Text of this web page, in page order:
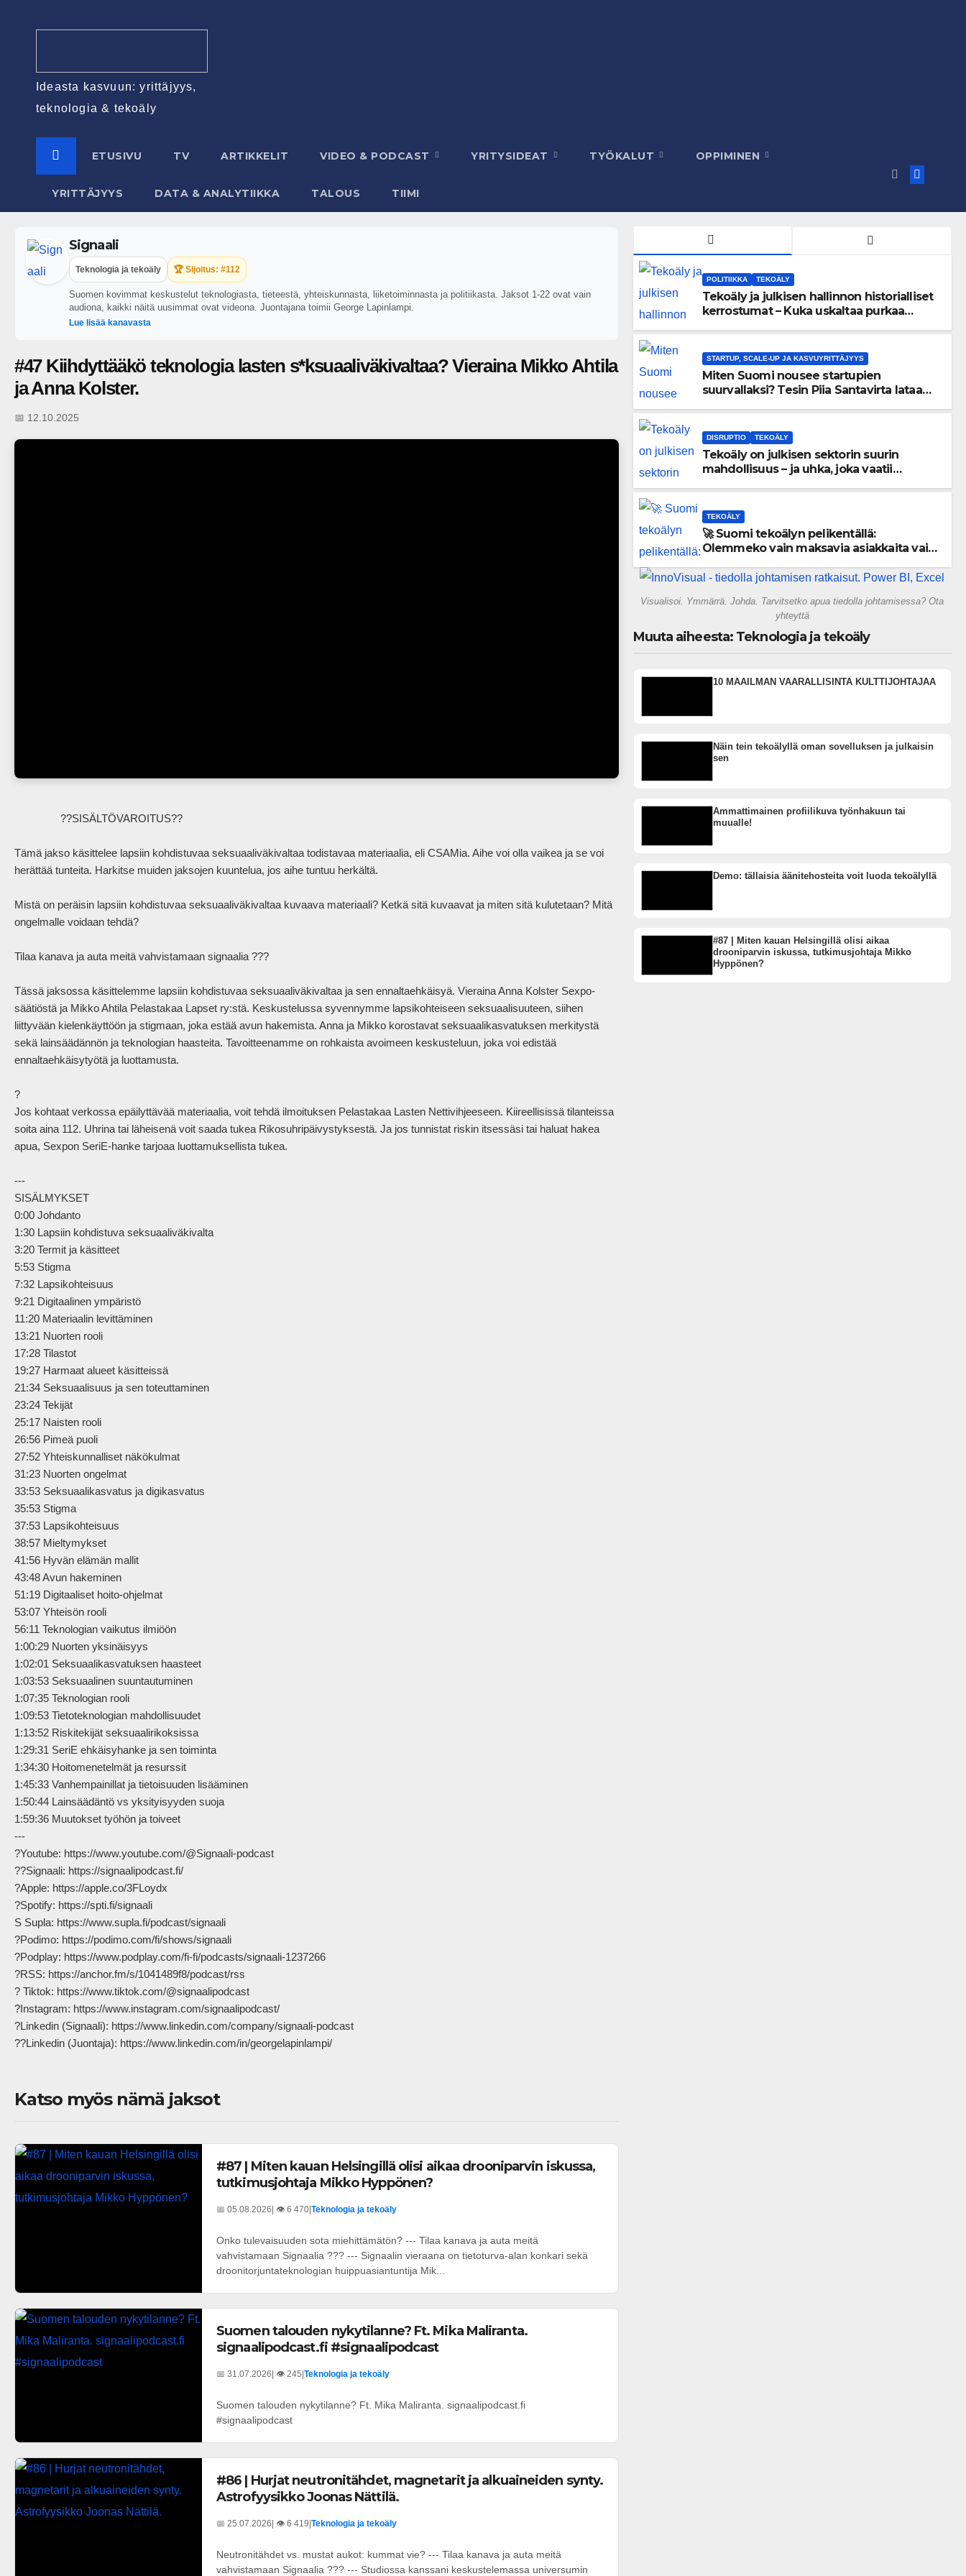
Ideasta kasvuun: yrittäjyys,
teknologia & tekoäly
ETUSIVU TV ARTIKKELIT VIDEO & PODCAST YRITYSIDEAT TYÖKALUT OPPIMINEN
YRITTÄJYYS DATA & ANALYTIIKKA TALOUS TIIMI
Signaali
Teknologia ja tekoäly 🏆 Sijoitus: #112
Suomen kovimmat keskustelut teknologiasta, tieteestä, yhteiskunnasta, liiketoiminnasta ja politiikasta. Jaksot 1-22 ovat vain
audiona, kaikki näitä uusimmat ovat videona. Juontajana toimii George Lapinlampi.
Lue lisää kanavasta
#47 Kiihdyttääkö teknologia lasten s*ksuaaliväkivaltaa? Vieraina Mikko Ahtila
ja Anna Kolster.
📅 12.10.2025
Tämä jakso käsittelee lapsiin kohdistuvaa seksuaaliväkivaltaa todistavaa materiaalia, eli CSAMia. Aihe voi olla vaikea ja se voi
herättää tunteita. Harkitse muiden jaksojen kuuntelua, jos aihe tuntuu herkältä.
Mistä on peräisin lapsiin kohdistuvaa seksuaaliväkivaltaa kuvaava materiaali? Ketkä sitä kuvaavat ja miten sitä kulutetaan? Mitä
ongelmalle voidaan tehdä?
Tilaa kanava ja auta meitä vahvistamaan signaalia ???
Tässä jaksossa käsittelemme lapsiin kohdistuvaa seksuaaliväkivaltaa ja sen ennaltaehkäisyä. Vieraina Anna Kolster Sexpo-
säätiöstä ja Mikko Ahtila Pelastakaa Lapset ry:stä. Keskustelussa syvennymme lapsikohteiseen seksuaalisuuteen, siihen
liittyvään kielenkäyttöön ja stigmaan, joka estää avun hakemista. Anna ja Mikko korostavat seksuaalikasvatuksen merkitystä
sekä lainsäädännön ja teknologian haasteita. Tavoitteenamme on rohkaista avoimeen keskusteluun, joka voi edistää
ennaltaehkäisytyötä ja luottamusta.
?
Jos kohtaat verkossa epäilyttävää materiaalia, voit tehdä ilmoituksen Pelastakaa Lasten Nettivihjeeseen. Kiireellisissä tilanteissa
soita aina 112. Uhrina tai läheisenä voit saada tukea Rikosuhripäivystyksestä. Ja jos tunnistat riskin itsessäsi tai haluat hakea
apua, Sexpon SeriE-hanke tarjoaa luottamuksellista tukea.
---
SISÄLMYKSET
0:00 Johdanto
1:30 Lapsiin kohdistuva seksuaaliväkivalta
3:20 Termit ja käsitteet
5:53 Stigma
7:32 Lapsikohteisuus
9:21 Digitaalinen ympäristö
11:20 Materiaalin levittäminen
13:21 Nuorten rooli
17:28 Tilastot
19:27 Harmaat alueet käsitteissä
21:34 Seksuaalisuus ja sen toteuttaminen
23:24 Tekijät
25:17 Naisten rooli
26:56 Pimeä puoli
27:52 Yhteiskunnalliset näkökulmat
31:23 Nuorten ongelmat
33:53 Seksuaalikasvatus ja digikasvatus
35:53 Stigma
37:53 Lapsikohteisuus
38:57 Mieltymykset
41:56 Hyvän elämän mallit
43:48 Avun hakeminen
51:19 Digitaaliset hoito-ohjelmat
53:07 Yhteisön rooli
56:11 Teknologian vaikutus ilmiöön
1:00:29 Nuorten yksinäisyys
1:02:01 Seksuaalikasvatuksen haasteet
1:03:53 Seksuaalinen suuntautuminen
1:07:35 Teknologian rooli
1:09:53 Tietoteknologian mahdollisuudet
1:13:52 Riskitekijät seksuaalirikoksissa
1:29:31 SeriE ehkäisyhanke ja sen toiminta
1:34:30 Hoitomenetelmät ja resurssit
1:45:33 Vanhempainillat ja tietoisuuden lisääminen
1:50:44 Lainsäädäntö vs yksityisyyden suoja
1:59:36 Muutokset työhön ja toiveet
---
?Youtube: https://www.youtube.com/@Signaali-podcast
??Signaali: https://signaalipodcast.fi/
?Apple: https://apple.co/3FLoydx
?Spotify: https://spti.fi/signaali
S Supla: https://www.supla.fi/podcast/signaali
?Podimo: https://podimo.com/fi/shows/signaali
?Podplay: https://www.podplay.com/fi-fi/podcasts/signaali-1237266
?RSS: https://anchor.fm/s/1041489f8/podcast/rss
? Tiktok: https://www.tiktok.com/@signaalipodcast
?Instagram: https://www.instagram.com/signaalipodcast/
?Linkedin (Signaali): https://www.linkedin.com/company/signaali-podcast
??Linkedin (Juontaja): https://www.linkedin.com/in/georgelapinlampi/
Katso myös nämä jaksot
#87 | Miten kauan Helsingillä olisi aikaa drooniparvin iskussa,
tutkimusjohtaja Mikko Hyppönen?
📅 05.08.2026 | 👁️ 6 470 Teknologia ja tekoäly
Onko tulevaisuuden sota miehittämätön? --- Tilaa kanava ja auta meitä
vahvistamaan Signaalia ??? --- Signaalin vieraana on tietoturva-alan konkari sekä
droonitorjuntateknologian huippuasiantuntija Mik...
Suomen talouden nykytilanne? Ft. Mika Maliranta.
signaalipodcast.fi #signaalipodcast
📅 31.07.2026 | 👁️ 245 Teknologia ja tekoäly
Suomen talouden nykytilanne? Ft. Mika Maliranta. signaalipodcast.fi
#signaalipodcast
#86 | Hurjat neutronitähdet, magnetarit ja alkuaineiden synty.
Astrofyysikko Joonas Nättilä.
📅 25.07.2026 | 👁️ 6 419 Teknologia ja tekoäly
Neutronitähdet vs. mustat aukot: kummat vie? --- Tilaa kanava ja auta meitä
vahvistamaan Signaalia ??? --- Studiossa kanssani keskustelemassa universumin
POLITIIKKA TEKOÄLY
Tekoäly ja julkisen hallinnon historialliset
kerrostumat – Kuka uskaltaa purkaa
STARTUP, SCALE-UP JA KASVUYRITTÄJYYS
Miten Suomi nousee startupien
suurvallaksi? Tesin Piia Santavirta lataa
DISRUPTIO TEKOÄLY
Tekoäly on julkisen sektorin suurin
mahdollisuus – ja uhka, joka vaatii
TEKOÄLY
🚀 Suomi tekoälyn pelikentällä:
Olemmeko vain maksavia asiakkaita vai
gigatehtaan?
Visualisoi. Ymmärrä. Johda. Tarvitsetko apua tiedolla johtamisessa? Ota
yhteyttä
Muuta aiheesta: Teknologia ja tekoäly
10 MAAILMAN VAARALLISINTA KULTTIJOHTAJAA
Näin tein tekoälyllä oman sovelluksen ja julkaisin
sen
Ammattimainen profiilikuva työnhakuun tai
muualle!
Demo: tällaisia äänitehosteita voit luoda tekoälyllä
#87 | Miten kauan Helsingillä olisi aikaa
drooniparvin iskussa, tutkimusjohtaja Mikko
Hyppönen?